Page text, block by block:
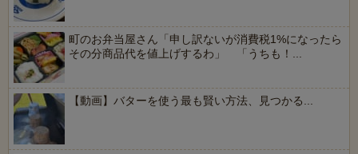
町のお弁当屋さん「申し訳ないが消費税1%になったら
その分商品代を値上げするわ」 「うちも！...
【動画】バターを使う最も賢い方法、見つかる...